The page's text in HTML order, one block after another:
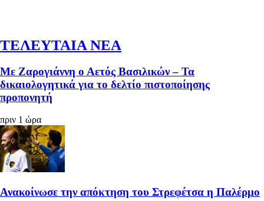
ΤΕΛΕΥΤΑΙΑ ΝΕΑ
Με Ζαρογιάννη ο Αετός Βασιλικών – Τα
δικαιολογητικά για το δελτίο πιστοποίησης
προπονητή
πριν 1 ώρα
Ανακοίνωσε την απόκτηση του Στρεφέτσα η Παλέρμο